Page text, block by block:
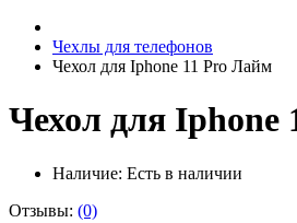
Чехлы для телефонов
Чехол для Iphone 11 Pro Лайм
Чехол для Iphone
Наличие: Есть в наличии
Отзывы: (0)